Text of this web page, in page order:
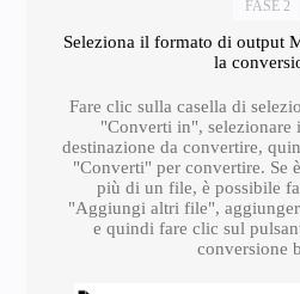
FASE 2
Seleziona il formato di output
la
Fare clic sulla casella di
"Converti in",
destinazione da convertire,
"Converti" per convertire. Se
più di un file, è possibile
"Aggiungi altri file",
e quindi fare clic sul
conversione